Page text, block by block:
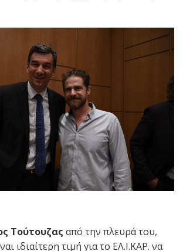
Τούτουζας από την πλευρά του,
ιδιαίτερη τιμή για το ΕΛ.Ι.ΚΑΡ. να